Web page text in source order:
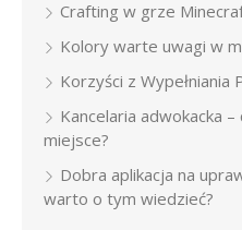
Crafting w grze
Kolory warte uwagi w
Korzyści z Wypełniania
Kancelaria adwokacka
miejsce?
Dobra aplikacja na
warto o tym wiedzieć?